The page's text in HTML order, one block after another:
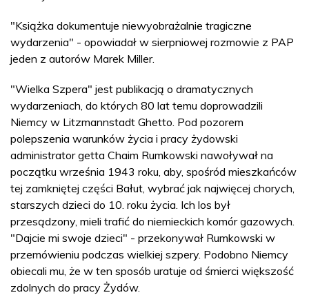
"Książka dokumentuje niewyobrażalnie tragiczne
wydarzenia" - opowiadał w sierpniowej rozmowie z PAP
jeden z autorów Marek Miller.
"Wielka Szpera" jest publikacją o dramatycznych
wydarzeniach, do których 80 lat temu doprowadzili
Niemcy w Litzmannstadt Ghetto. Pod pozorem
polepszenia warunków życia i pracy żydowski
administrator getta Chaim Rumkowski nawoływał na
początku września 1943 roku, aby, spośród mieszkańców
tej zamkniętej części Bałut, wybrać jak najwięcej chorych,
starszych dzieci do 10. roku życia. Ich los był
przesądzony, mieli trafić do niemieckich komór gazowych.
"Dajcie mi swoje dzieci" - przekonywał Rumkowski w
przemówieniu podczas wielkiej szpery. Podobno Niemcy
obiecali mu, że w ten sposób uratuje od śmierci większość
zdolnych do pracy Żydów.